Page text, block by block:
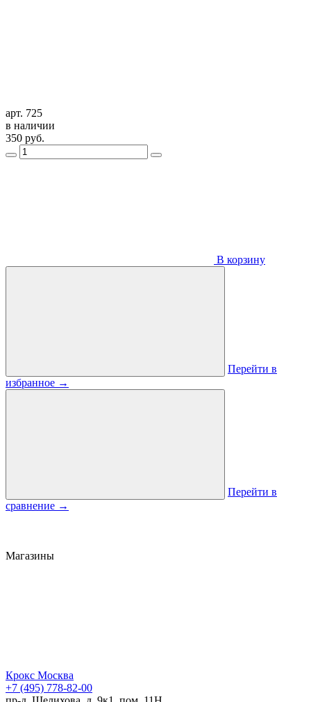
арт. 725
в наличии
350 руб.
В корзину
Перейти в
избранное →
Перейти в
сравнение →
Магазины
Крокс Москва
+7 (495) 778-82-00